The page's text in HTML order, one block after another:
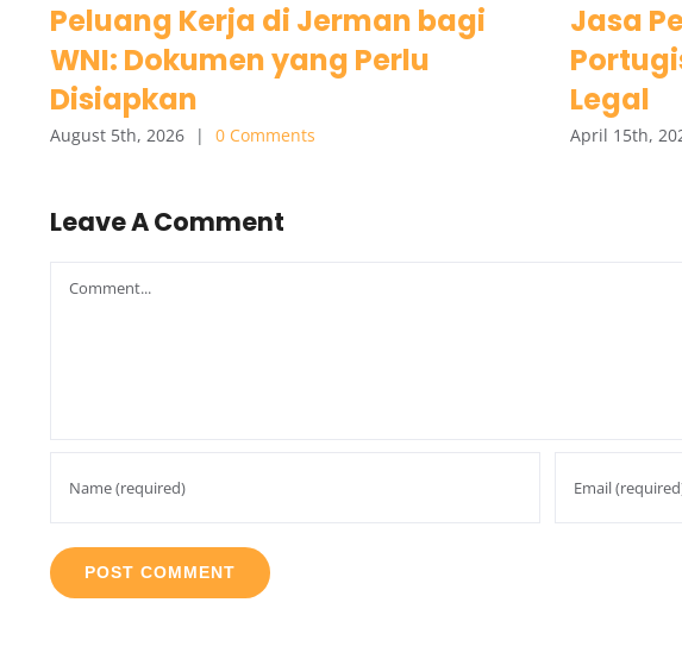
Peluang Kerja di Jerman bagi
WNI: Dokumen yang Perlu
Disiapkan
August 5th, 2026 | 0 Comments
Jasa
Legal
April 15th,
Leave A Comment
Comment